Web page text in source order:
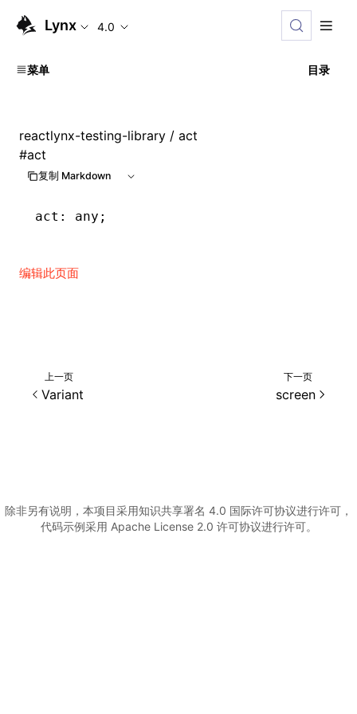
Lynx 4.0
菜单 目录
reactlynx-testing-library / act
#act
复制 Markdown
act : any;
编辑此页面
上一页
Variant
下一页
screen
除非另有说明，本项目采用知识共享署名 4.0 国际许可协议进行许可，
代码示例采用 Apache License 2.0 许可协议进行许可。